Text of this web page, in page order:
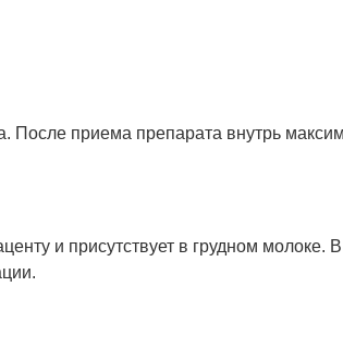
После приема препарата внутрь
и присутствует в грудном молоке.